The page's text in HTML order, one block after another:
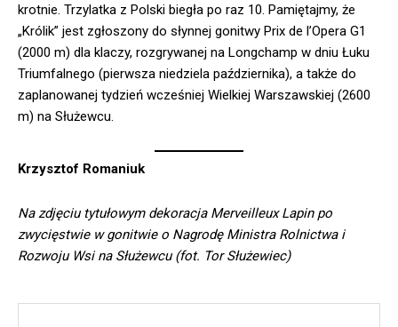
krotnie. Trzylatka z Polski biegła po raz 10. Pamiętajmy, że
„Królik” jest zgłoszony do słynnej gonitwy Prix de l’Opera G1
(2000 m) dla klaczy, rozgrywanej na Longchamp w dniu Łuku
Triumfalnego (pierwsza niedziela października), a także do
zaplanowanej tydzień wcześniej Wielkiej Warszawskiej (2600
m) na Służewcu.
Krzysztof Romaniuk
Na zdjęciu tytułowym dekoracja Merveilleux Lapin po
zwycięstwie w gonitwie o Nagrodę Ministra Rolnictwa i
Rozwoju Wsi na Służewcu (fot. Tor Służewiec)